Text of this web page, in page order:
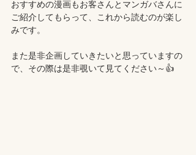
おすすめの漫画もお客さんとマンガバさんに
ご紹介してもらって、これから読むのが楽し
みです。
また是非企画していきたいと思っていますの
で、その際は是非覗いて見てください～👍